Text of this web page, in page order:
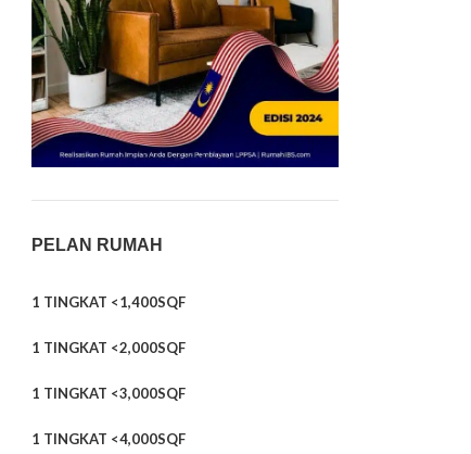
PELAN RUMAH
1 TINGKAT <1,400SQF
1 TINGKAT <2,000SQF
1 TINGKAT <3,000SQF
1 TINGKAT <4,000SQF